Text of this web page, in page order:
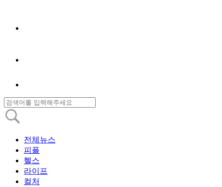
전체뉴스
피플
헬스
라이프
컬처